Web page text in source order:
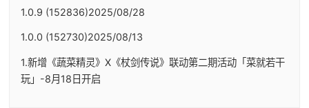
1.0.9 (152836)2025/08/28
1.0.0 (152730)2025/08/13
1.新增《蔬菜精灵》X《杖剑传说》联动第二期活动「菜就若干
玩」-8月18日开启